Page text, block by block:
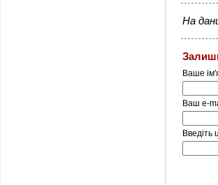
На
Ваше
Ваш e-